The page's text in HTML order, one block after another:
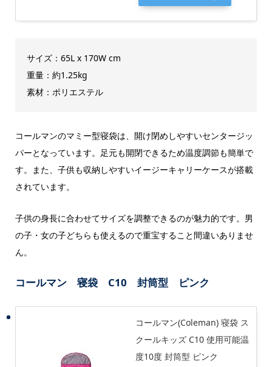
サイズ：65L x 170W cm
重量：約1.25kg
素材：ポリエステル
コールマンのマミー型寝袋は、開け閉めしやすいセンタージッ
パーとなっています。足元も開閉できるため温度調節も簡単で
す。また、子供も収納しやすいイージーキャリーケースが搭載
されています。
子供の身長に合わせてサイズを調整できるのが魅力的です。男
の子・女の子どちらも使えるので重宝すること間違いありませ
ん。
コールマン 寝袋 C10 封筒型 ピンク
コールマン(Coleman) 寝袋 ス
クールキッズ C10 使用可能温
度10度 封筒型 ピンク